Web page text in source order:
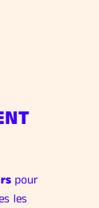
pour
les